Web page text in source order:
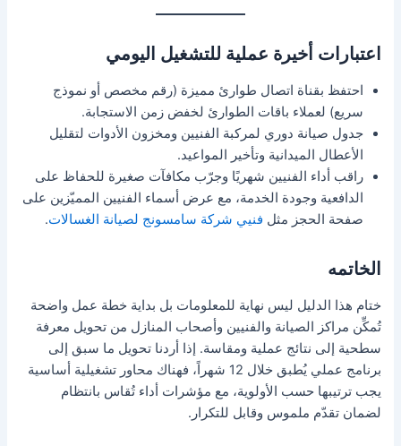
اعتبارات أخيرة عملية للتشغيل اليومي
احتفظ بقناة اتصال طوارئ مميزة (رقم مخصص أو نموذج
سريع) لعملاء باقات الطوارئ لخفض زمن الاستجابة.
جدول صيانة دوري لمركبة الفنيين ومخزون الأدوات لتقليل
الأعطال الميدانية وتأخير المواعيد.
راقب أداء الفنيين شهريًا وجرّب مكافآت صغيرة للحفاظ على
الدافعية وجودة الخدمة، مع عرض أسماء الفنيين المميّزين على
صفحة الحجز مثل فنيي شركة سامسونج لصيانة الغسالات.
الخاتمه
ختام هذا الدليل ليس نهاية للمعلومات بل بداية خطة عمل واضحة
تُمكِّن مراكز الصيانة والفنيين وأصحاب المنازل من تحويل معرفة
سطحية إلى نتائج عملية ومقاسة. إذا أردنا تحويل ما سبق إلى
برنامج عملي يُطبق خلال 12 شهراً، فهناك محاور تشغيلية أساسية
يجب ترتيبها حسب الأولوية، مع مؤشرات أداء تُقاس بانتظام
لضمان تقدّم ملموس وقابل للتكرار.